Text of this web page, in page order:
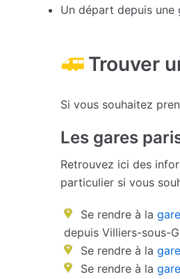
Un départ depuis
Trouver
Si vous souhaitez
Les gares
Retrouvez ici des
particulier si vous
Se rendre à la
depuis Villiers-sous-
Se rendre à la
Se rendre à la